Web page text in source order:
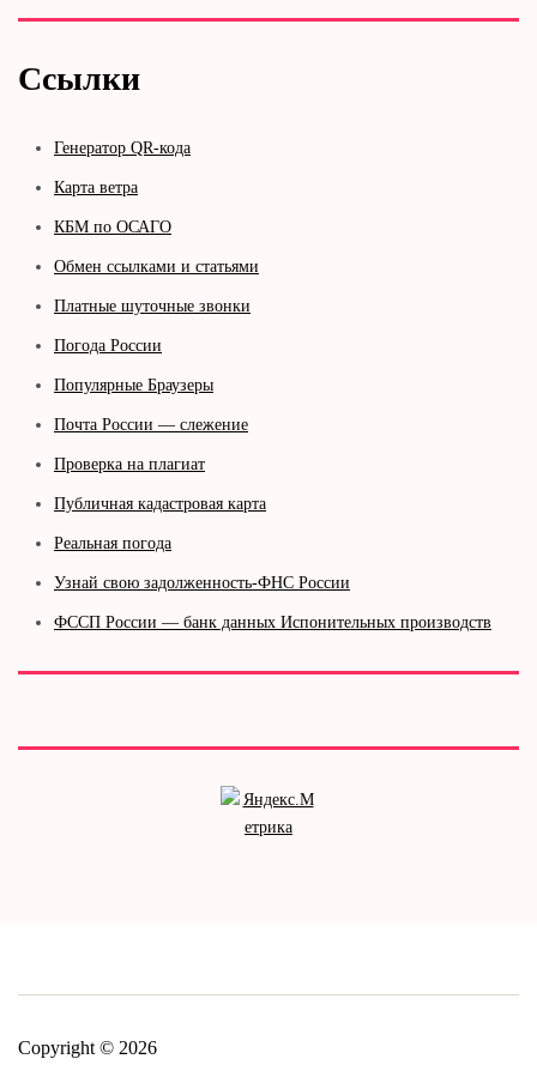
Ссылки
Генератор QR-кода
Карта ветра
КБМ по ОСАГО
Обмен ссылками и статьями
Платные шуточные звонки
Погода России
Популярные Браузеры
Почта России — слежение
Проверка на плагиат
Публичная кадастровая карта
Реальная погода
Узнай свою задолженность-ФНС России
ФССП России — банк данных Испонительных производств
Copyright © 2026